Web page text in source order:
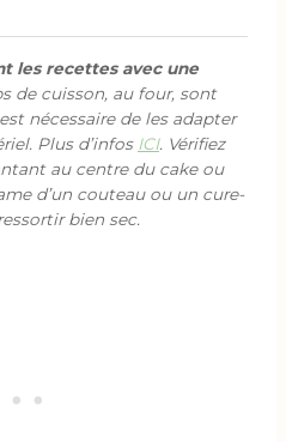
les recettes avec une
de cuisson, au four, sont
nécessaire de les adapter
Plus d’infos ICI. Vérifiez
au centre du cake ou
d’un couteau ou un cure-
bien sec.